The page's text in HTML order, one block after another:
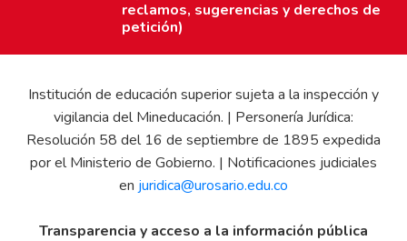
reclamos, sugerencias y derechos de
petición)
Institución de educación superior sujeta a la inspección y
vigilancia del Mineducación. | Personería Jurídica:
Resolución 58 del 16 de septiembre de 1895 expedida
por el Ministerio de Gobierno. | Notificaciones judiciales
en juridica@urosario.edu.co
Transparencia y acceso a la información pública